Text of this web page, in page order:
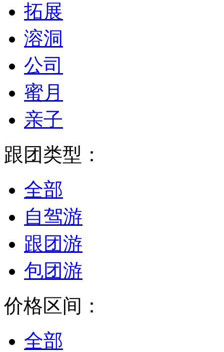
拓展
溶洞
公司
蜜月
亲子
跟团类型：
全部
自驾游
跟团游
包团游
价格区间：
全部